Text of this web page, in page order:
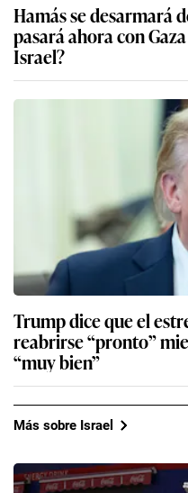
Hamás se desarmará
pasará ahora con
Israel?
Trump dice que el
reabrirse “pronto”
“muy bien”
Más sobre Israel